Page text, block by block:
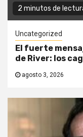
2 minutos de
Uncategorized
El fuerte
de River: los
agosto 3, 2026